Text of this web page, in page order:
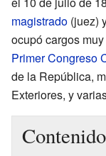
magistrado (juez)
ocupó cargos
Primer Congreso
de la República,
Exteriores, y
Contenido